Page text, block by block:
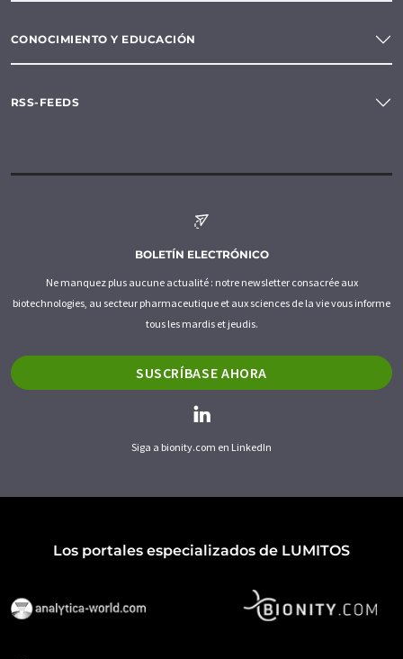
CONOCIMIENTO Y EDUCACIÓN
RSS-FEEDS
BOLETÍN ELECTRÓNICO
Ne manquez plus aucune actualité : notre newsletter consacrée aux
biotechnologies, au secteur pharmaceutique et aux sciences de la vie vous informe
tous les mardis et jeudis.
SUSCRÍBASE AHORA
Siga a bionity.com en LinkedIn
Los portales especializados de LUMITOS